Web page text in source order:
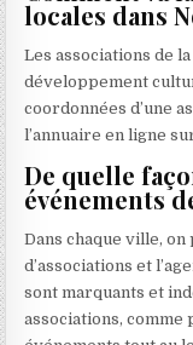
locales dans
Les associations de
développement
coordonnées d’une
l’annuaire en ligne
De quelle
événements
Dans chaque ville,
d’associations et
sont marquants et
associations,